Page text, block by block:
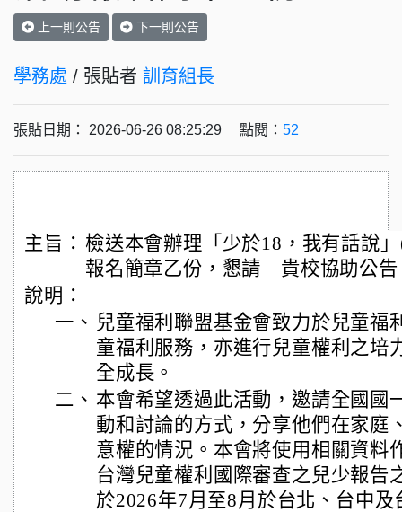
上一則公告 下一則公告
學務處 / 張貼者 訓育組長
張貼日期： 2026-06-26 08:25:29 點閱： 52
主旨： 檢送本會辦理「少於18，我有話說
報名簡章乙份，懇請 貴校協助公告
說明：
一、 兒童福利聯盟基金會致力於兒童福
童福利服務，亦進行兒童權利之培
全成長。
二、 本會希望透過此活動，邀請全國國
動和討論的方式，分享他們在家庭
意權的情況。本會將使用相關資料
台灣兒童權利國際審查之兒少報告
於2026年7月至8月於台北、台中